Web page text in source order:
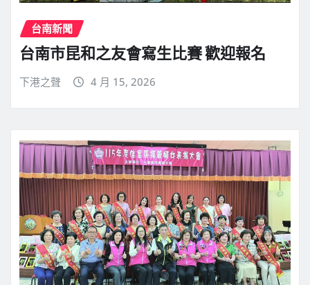
台南新聞
台南市昆和之友會寫生比賽 歡迎報名
下港之聲 4 月 15, 2026